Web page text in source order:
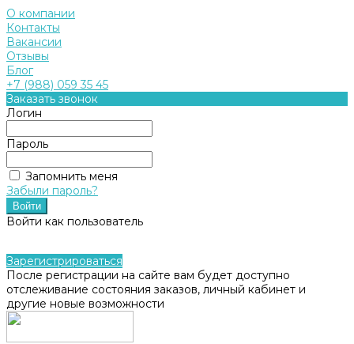
О компании
Контакты
Вакансии
Отзывы
Блог
+7 (988) 059 35 45
Заказать звонок
Логин
Пароль
Запомнить меня
Забыли пароль?
Войти как пользователь
Зарегистрироваться
После регистрации на сайте вам будет доступно
отслеживание состояния заказов, личный кабинет и
другие новые возможности